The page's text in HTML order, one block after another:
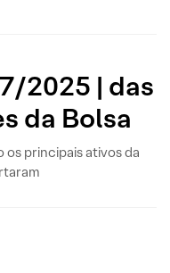
2025 | das
da Bolsa
os principais ativos da